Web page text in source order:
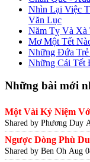
Nhìn Lại Việc
Văn Lục
Năm Tỵ Và Xà
Mơ Một Tết
Những Đứa
Những Cái Tết
Những bài mới
Một Vài Kỷ Niệm
Shared by Phương Duy
Ngược Dòng Phù
Shared by Ben Oh Aug